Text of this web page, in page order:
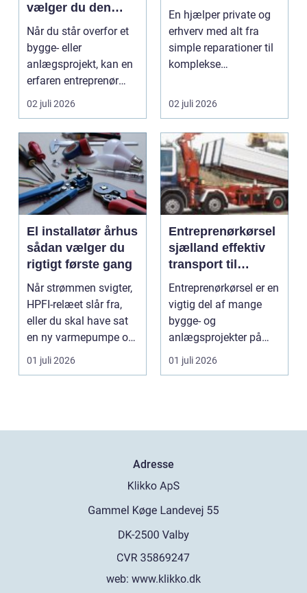
vælger du den
rette til dit projekt
Når du står overfor et
bygge- eller
anlægsprojekt, kan en
erfaren entreprenør
Aabenraa være
forskell...
02 juli 2026
En hjælper private og
erhverv med alt fra
simple reparationer til
komplekse
02 juli 2026
El installatør århus
sådan vælger du
rigtigt første gang
Når strømmen svigter,
HPFI-relæet slår fra,
eller du skal have sat
en ny varmepumpe op,
er en profes...
01 juli 2026
Entreprenørkørsel
sjælland effektiv
transport til
bygge- og
anlægsopgaver
Entreprenørkørsel er en
vigtig del af mange
bygge- og
anlægsprojekter på
Sjælland. Når jord skal
fly...
01 juli 2026
Adresse
web: www.klikko.dk